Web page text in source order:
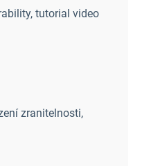
tutorial video
zranitelnosti,